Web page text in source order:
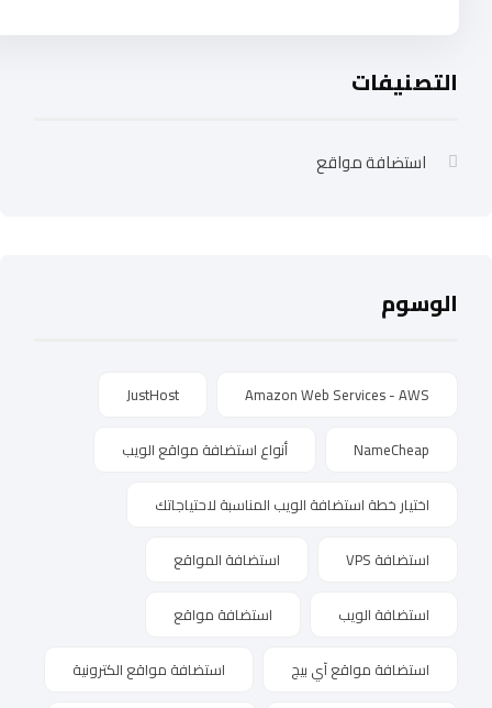
التصنيفات
استضافة مواقع
الوسوم
Amazon Web Services - AWS
JustHost
NameCheap أنواع استضافة مواقع الويب
اختيار خطة استضافة الويب المناسبة لاحتياجاتك
استضافة VPS استضافة المواقع
استضافة الويب استضافة مواقع
استضافة مواقع آي بيج استضافة مواقع الكترونية